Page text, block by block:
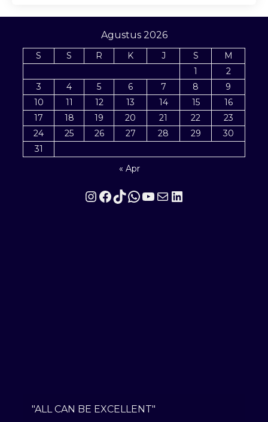
Agustus 2026
S S R K J S
M
1
2
3
4 5 6 7 8
9
10
11 12 13 14 15
16
17
18 19 20 21 22
23
24
25 26 27 28 29
30
31
« Apr
Instagram
Facebook
TikTok
WhatsApp
YouTube
MailLinkedIn
"ALL CAN BE EXCELLENT"